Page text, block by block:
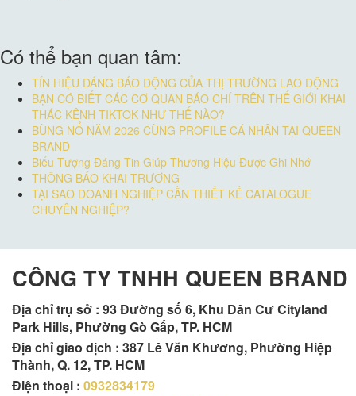
Có thể bạn quan tâm:
TÍN HIỆU ĐÁNG BÁO ĐỘNG CỦA THỊ TRƯỜNG LAO ĐỘNG
BẠN CÓ BIẾT CÁC CƠ QUAN BÁO CHÍ TRÊN THẾ GIỚI KHAI
THÁC KÊNH TIKTOK NHƯ THẾ NÀO?
BÙNG NỔ NĂM 2026 CÙNG PROFILE CÁ NHÂN TẠI QUEEN
BRAND
Biểu Tượng Đáng Tin Giúp Thương Hiệu Được Ghi Nhớ
THÔNG BÁO KHAI TRƯƠNG
TẠI SAO DOANH NGHIỆP CẦN THIẾT KẾ CATALOGUE
CHUYÊN NGHIỆP?
CÔNG TY TNHH QUEEN BRAND
Địa chỉ trụ sở : 93 Đường số 6, Khu Dân Cư Cityland
Park Hills, Phường Gò Gấp, TP. HCM
Địa chỉ giao dịch : 387 Lê Văn Khương, Phường Hiệp
Thành, Q. 12, TP. HCM
Điện thoại : 0932834179